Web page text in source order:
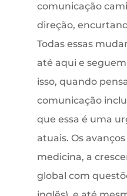
comunicação
direção,
Todas essas
até aqui e
isso, quando
comunicação
que essa é uma
atuais. Os
medicina, a
global com